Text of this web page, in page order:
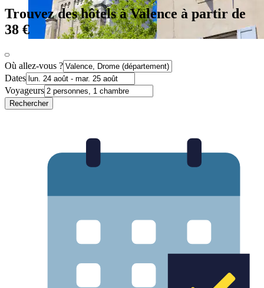
Trouvez des hôtels à Valence à partir de
38 €
Où allez-vous ?
Dates
Voyageurs
Rechercher